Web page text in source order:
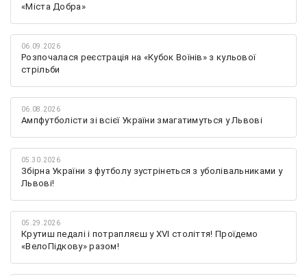
«Міста Добра»
06.09.2026
Розпочалася реєстрація на «Кубок Воїнів» з кульової
стрільби
06.08.2026
Ампфутболісти зі всієї України змагатимуться у Львові
05.30.2026
Збірна України з футболу зустрінеться з уболівальниками у
Львові!
05.29.2026
Крутиш педалі і потрапляєш у XVI століття! Проїдемо
«ВелоПідкову» разом!